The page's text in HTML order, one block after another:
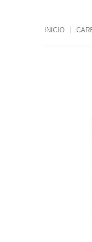
INICIO